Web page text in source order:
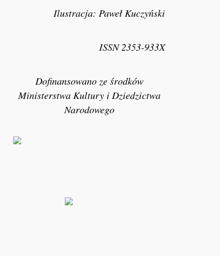
Ilustracja: Paweł Kuczyński
ISSN 2353-933X
Dofinansowano ze środków
Ministerstwa Kultury i Dziedzictwa
Narodowego